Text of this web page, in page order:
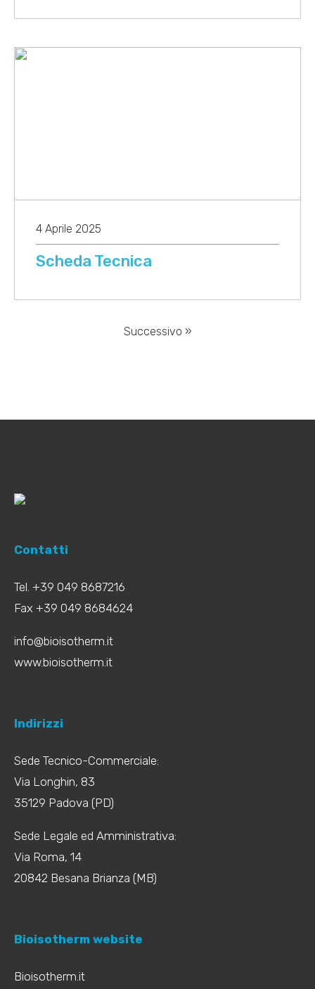
4 Aprile 2025
Scheda Tecnica
Successivo »
Contatti
Tel. +39 049 8687216
Fax +39 049 8684624
info@bioisotherm.it
www.bioisotherm.it
Indirizzi
Sede Tecnico-Commerciale:
Via Longhin, 83
35129 Padova (PD)
Sede Legale ed Amministrativa:
Via Roma, 14
20842 Besana Brianza (MB)
Bioisotherm website
Bioisotherm.it